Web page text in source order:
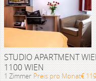
STUDIO APARTMENT
1100 WIEN
1 Zimmer Preis pro Monat€